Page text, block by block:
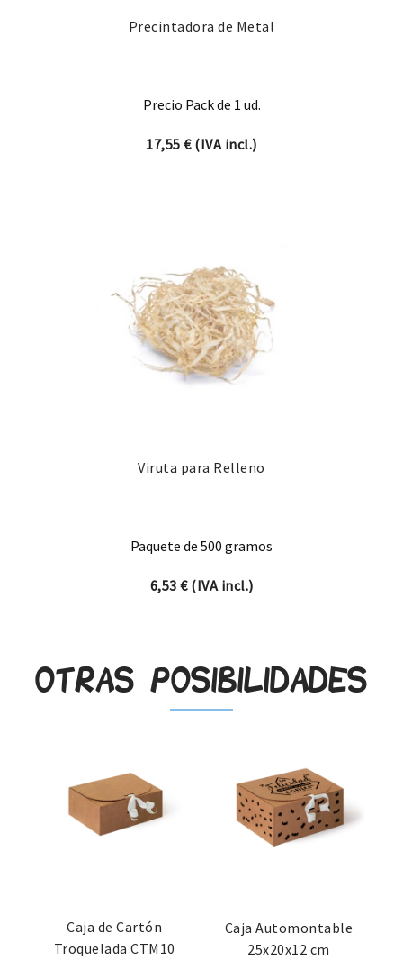
Precintadora de Metal
Precio Pack de 1 ud.
17,55€(IVA incl.)
Viruta para Relleno
Paquete de 500 gramos
6,53 €(IVA incl.)
Otras posibilidades
Caja de Cartón
Troquelada CTM10
Caja Automontable
25x20x12 cm